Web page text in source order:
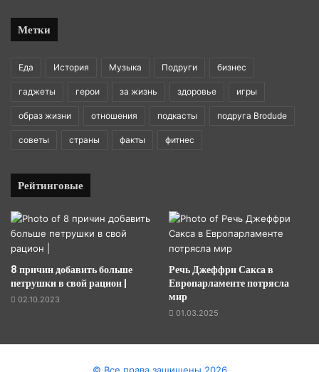
Метки
Еда История Музыка Подруги бизнес
гаджеты герои за жизнь здоровье игры
образ жизни отношения подкасты подруга Brodude
советы страны факты фитнес
Рейтинговые
8 причин добавить больше
петрушки в свой рацион |
02.10.2023
Речь Джеффри Сакса в
Европарламенте потрясла
мир
01.03.2025